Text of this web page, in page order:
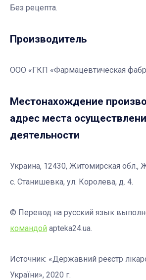
Без рецепта.
Производитель
ООО «ГКП «Фармацевтическая
Местонахождение
адрес места
деятельности
Украина, 12430, Житомирская обл.,
с. Станишевка, ул. Королева, д. 4.
© Перевод на русский язык
командой apteka24.ua.
Источник: «Державний реєстр
України», 2020 г.